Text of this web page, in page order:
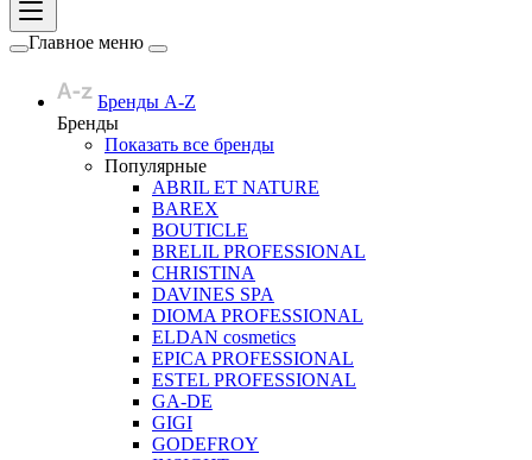
Главное меню
Бренды A-Z
Бренды
Показать все бренды
Популярные
ABRIL ET NATURE
BAREX
BOUTICLE
BRELIL PROFESSIONAL
CHRISTINA
DAVINES SPA
DIOMA PROFESSIONAL
ELDAN cosmetics
EPICA PROFESSIONAL
ESTEL PROFESSIONAL
GA-DE
GIGI
GODEFROY